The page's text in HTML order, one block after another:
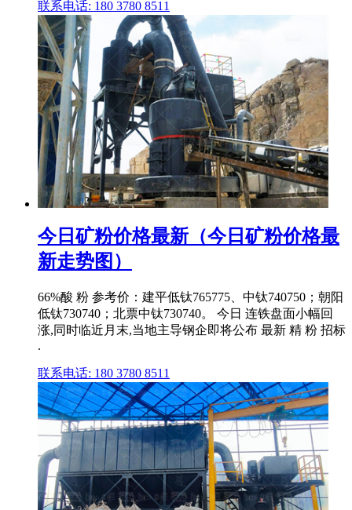
联系电话: 180 3780 8511
今日矿粉价格最新（今日矿粉价格最
新走势图）
66%酸 粉 参考价：建平低钛765775、中钛740750；朝阳
低钛730740；北票中钛730740。 今日 连铁盘面小幅回
涨,同时临近月末,当地主导钢企即将公布 最新 精 粉 招标
.
联系电话: 180 3780 8511